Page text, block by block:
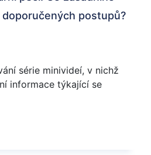
postupů?
série minivideí, v nichž
informace týkající se